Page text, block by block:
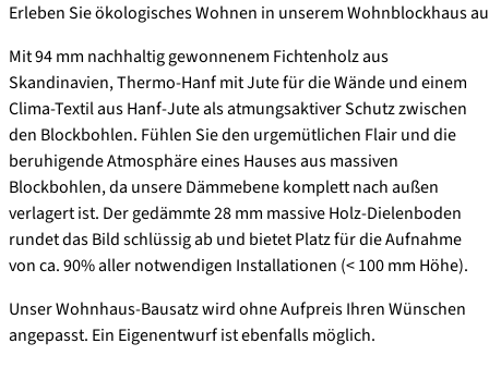
Erleben Sie ökologisches Wohnen in unserem Wohnblockhaus
Mit 94 mm nachhaltig gewonnenem Fichtenholz aus
Skandinavien, Thermo-Hanf mit Jute für die Wände und einem
Clima-Textil aus Hanf-Jute als atmungsaktiver Schutz zwischen
den Blockbohlen. Fühlen Sie den urgemütlichen Flair und die
beruhigende Atmosphäre eines Hauses aus massiven
Blockbohlen, da unsere Dämmebene komplett nach außen
verlagert ist. Der gedämmte 28 mm massive Holz-Dielenboden
rundet das Bild schlüssig ab und bietet Platz für die Aufnahme
von ca. 90% aller notwendigen Installationen (< 100 mm Höhe).
Unser Wohnhaus-Bausatz wird ohne Aufpreis Ihren Wünschen
angepasst. Ein Eigenentwurf ist ebenfalls möglich.